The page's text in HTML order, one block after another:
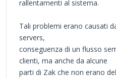
rallentamenti al sistema.
Tali problemi erano causati
servers,
conseguenza di un flusso
clienti, ma anche da alcune
parti di Zak che non erano